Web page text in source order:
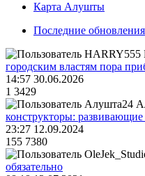
Карта Алушты
Последние обновления
городским властям пора
14:57 30.06.2026
1 3429
конструкторы:
23:27 12.09.2024
155 7380
обязательно